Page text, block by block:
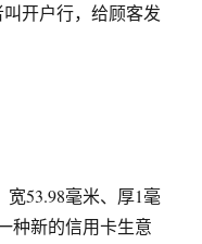
叫开户行，给顾客发
宽53.98毫米、厚1毫
种新的信用卡生意